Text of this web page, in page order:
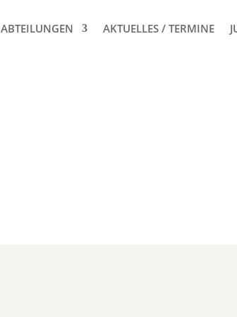
ABTEILUNGEN AKTUELLES / TERMINE